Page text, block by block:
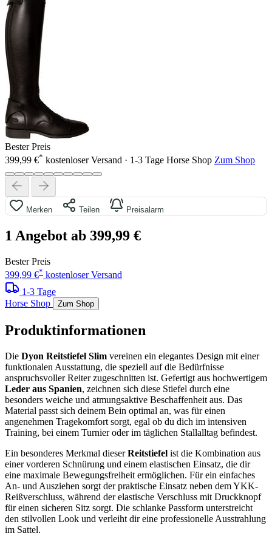
Bester Preis
399,99 €* kostenloser Versand · 1-3 Tage Horse Shop Zum Shop
Merken Teilen Preisalarm
1 Angebot ab 399,99 €
Bester Preis
399,99 €* kostenloser Versand
1-3 Tage
Horse Shop
Zum Shop
Produktinformationen
Die Dyon Reitstiefel Slim vereinen ein elegantes Design mit einer
funktionalen Ausstattung, die speziell auf die Bedürfnisse
anspruchsvoller Reiter zugeschnitten ist. Gefertigt aus hochwertigem
Leder aus Spanien, zeichnen sich diese Stiefel durch eine
besonders weiche und atmungsaktive Beschaffenheit aus. Das
Material passt sich deinem Bein optimal an, was für einen
angenehmen Tragekomfort sorgt, egal ob du dich im intensiven
Training, bei einem Turnier oder im täglichen Stallalltag befindest.
Ein besonderes Merkmal dieserReitstiefel ist die Kombination aus
einer vorderen Schnürung und einem elastischen Einsatz, die dir
eine maximale Bewegungsfreiheit ermöglichen. Für ein einfaches
An- und Ausziehen sorgt der praktische Einsatz neben dem YKK-
Reißverschluss, während der elastische Verschluss mit Druckknopf
für einen sicheren Sitz sorgt. Die schlanke Passform unterstreicht
den stilvollen Look und verleiht dir eine professionelle Ausstrahlung
im Sattel.